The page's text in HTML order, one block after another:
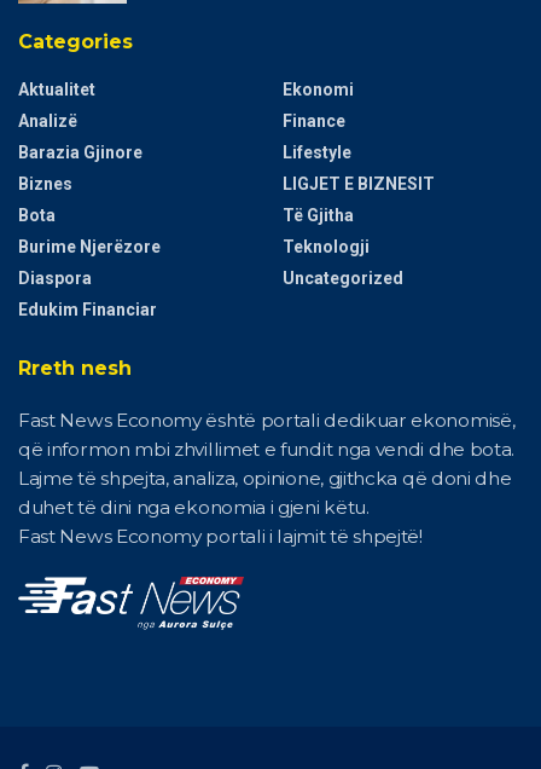
Categories
Aktualitet
Analizë
Barazia Gjinore
Biznes
Bota
Burime Njerëzore
Diaspora
Edukim Financiar
Ekonomi
Finance
Lifestyle
LIGJET E BIZNESIT
Të Gjitha
Teknologji
Uncategorized
Rreth nesh
Fast News Economy është portali dedikuar ekonomisë,
që informon mbi zhvillimet e fundit nga vendi dhe bota.
Lajme të shpejta, analiza, opinione, gjithcka që doni dhe
duhet të dini nga ekonomia i gjeni këtu.
Fast News Economy portali i lajmit të shpejtë!